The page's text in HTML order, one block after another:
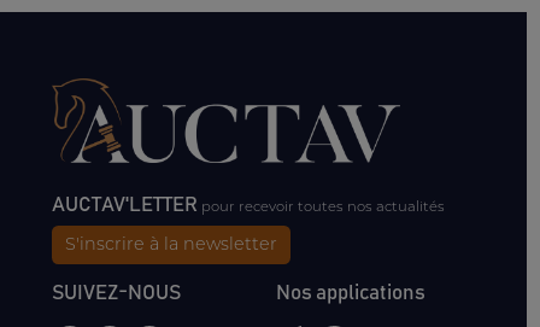
AUCTAV'LETTER pour recevoir toutes nos actualités
S'inscrire à la newsletter
SUIVEZ-NOUS Nos applications